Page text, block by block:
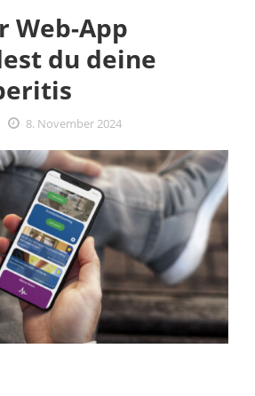
Web-App
du deine
8. November 2024